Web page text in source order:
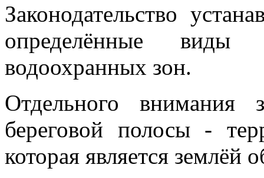
Законодательство
определённые виды
водоохранных зон.
Отдельного внимания
береговой полосы -
которая является землёй